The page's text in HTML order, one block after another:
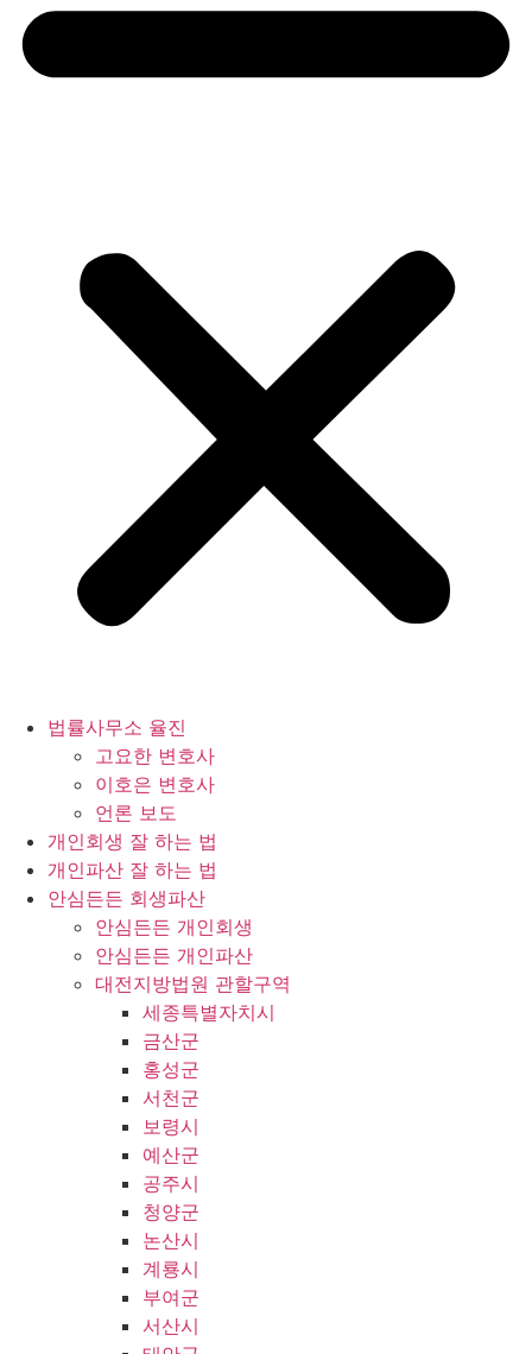
법률사무소 율진
고요한 변호사
이호은 변호사
언론 보도
개인회생 잘 하는 법
개인파산 잘 하는 법
안심든든 회생파산
안심든든 개인회생
안심든든 개인파산
대전지방법원 관할구역
세종특별자치시
금산군
홍성군
서천군
보령시
예산군
공주시
청양군
논산시
계룡시
부여군
서산시